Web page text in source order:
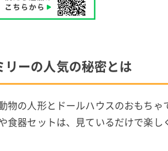
ーの人気の秘密とは
の人形とドールハウスのおもちゃ
器セットは、見ているだけで楽し